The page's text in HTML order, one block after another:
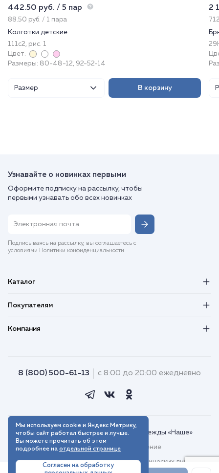
442.50 руб. / 5 пар
88.50 руб. / 1 пара
Колготки детские
111с2, рис. 1
Цвет:
Размеры: 80-48-12, 92-52-14
Размер В корзину
2
Узнавайте о новинках первыми
Оформите подписку на рассылку, чтобы
первыми узнавать обо всех новинках
Подписываясь на рассылку, вы соглашаетесь с
условиями Политики конфиденциальности
Каталог
Покупателям
Компания
8 (800) 500-61-13 с 8:00 до 20:00 ежедневно
© 2018–2026. Интернет-магазин одежды «Наше»
Пользовательское соглашение
Договор присоединения для юридических лиц
Мы используем cookie и Яндекс Метрику,
чтобы сайт работал быстрее и лучше.
Вы можете прочитать об этом
подробнее на отдельной странице
Согласен на обработку